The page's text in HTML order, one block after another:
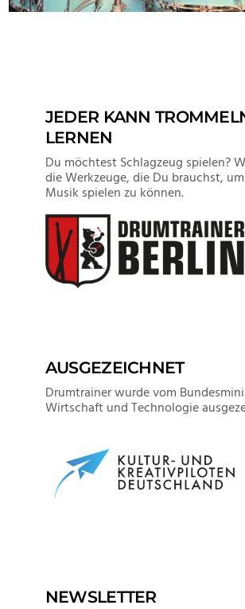
JEDER KANN
LERNEN
Du möchtest Schlagzeug spielen?
die Werkzeuge, die Du brauchst,
Musik spielen zu können.
AUSGEZEICHNET
Drumtrainer wurde vom
Wirtschaft und Technologie
NEWSLETTER